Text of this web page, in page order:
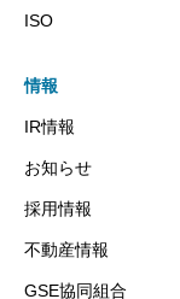
ISO
情報
IR情報
お知らせ
採用情報
不動産情報
GSE協同組合